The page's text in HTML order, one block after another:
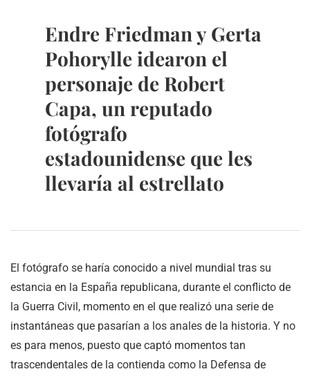
Endre Friedman y Gerta
Pohorylle idearon el
personaje de Robert
Capa, un reputado
fotógrafo
estadounidense que les
llevaría al estrellato
El fotógrafo se haría conocido a nivel mundial tras su
estancia en la España republicana, durante el conflicto de
la Guerra Civil, momento en el que realizó una serie de
instantáneas que pasarían a los anales de la historia. Y no
es para menos, puesto que captó momentos tan
trascendentales de la contienda como la Defensa de